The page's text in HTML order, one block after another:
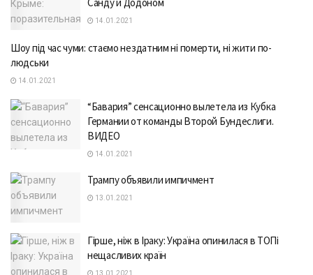
14.01.2021
Шоу під час чуми: стаємо нездатним ні померти, ні жити по-
людськи
14.01.2021
“Бавария” сенсационно вылетела из Кубка
Германии от команды Второй Бундеслиги.
ВИДЕО
14.01.2021
Трампу объявили импичмент
13.01.2021
Гірше, ніж в Іраку: Україна опинилася в ТОПі
нещасливих країн
13.01.2021